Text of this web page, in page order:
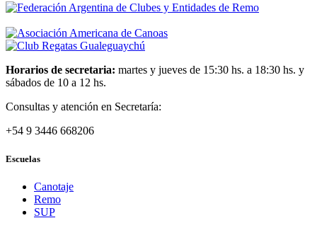
Horarios de secretaria: martes y jueves de 15:30 hs. a 18:30 hs. y
sábados de 10 a 12 hs.
Consultas y atención en Secretaría:
+54 9 3446 668206
Escuelas
Canotaje
Remo
SUP